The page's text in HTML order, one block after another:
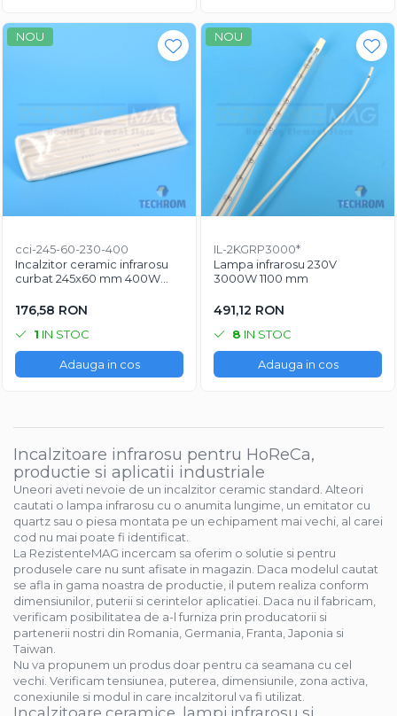
NOU
cci-245-60-230-400
Incalzitor ceramic infrarosu
curbat 245x60 mm 400W
aplicatii industriale
176,58 RON
1 IN STOC
Adauga in cos
NOU
IL-2KGRP3000*
Lampa infrarosu 230V
3000W 1100 mm
491,12 RON
8 IN STOC
Adauga in cos
Incalzitoare infrarosu pentru HoReCa,
productie si aplicatii industriale
Uneori aveti nevoie de un incalzitor ceramic standard. Alteori
cautati o lampa infrarosu cu o anumita lungime, un emitator cu
quartz sau o piesa montata pe un echipament mai vechi, al carei
cod nu mai poate fi identificat.
La RezistenteMAG incercam sa oferim o solutie si pentru
produsele care nu sunt afisate in magazin. Daca modelul cautat
se afla in gama noastra de productie, il putem realiza conform
dimensiunilor, puterii si cerintelor aplicatiei. Daca nu il fabricam,
verificam posibilitatea de a-l furniza prin producatorii si
partenerii nostri din Romania, Germania, Franta, Japonia si
Taiwan.
Nu va propunem un produs doar pentru ca seamana cu cel
vechi. Verificam tensiunea, puterea, dimensiunile, zona activa,
conexiunile si modul in care incalzitorul va fi utilizat.
Incalzitoare ceramice, lampi infrarosu si